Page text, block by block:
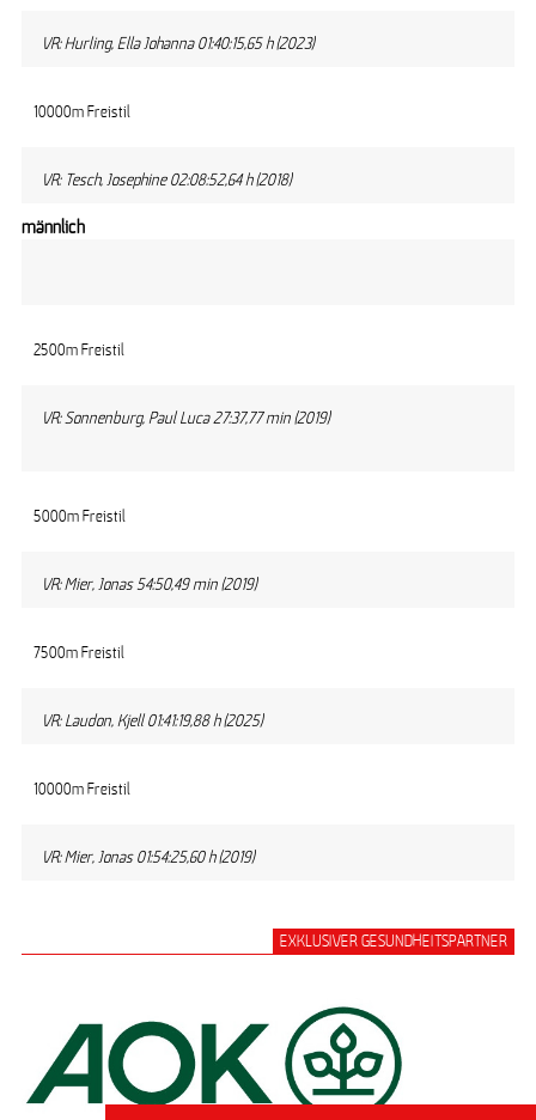
VR: Hurling, Ella Johanna 01:40:15,65 h (2023)
10000m Freistil
VR: Tesch, Josephine 02:08:52,64 h (2018)
männlich
2500m Freistil
VR: Sonnenburg, Paul Luca 27:37,77 min (2019)
5000m Freistil
VR: Mier, Jonas 54:50,49 min (2019)
7500m Freistil
VR: Laudon, Kjell 01:41:19,88 h (2025)
10000m Freistil
VR: Mier, Jonas 01:54:25,60 h (2019)
EXKLUSIVER GESUNDHEITSPARTNER